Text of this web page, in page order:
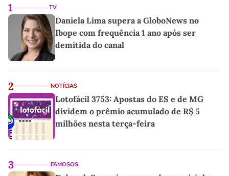
1 TV
Daniela Lima supera a GloboNews no
Ibope com frequência 1 ano após ser
demitida do canal
2 NOTÍCIAS
Lotofácil 3753: Apostas do ES e de MG
dividem o prêmio acumulado de R$ 5
milhões nesta terça-feira
3 FAMOSOS